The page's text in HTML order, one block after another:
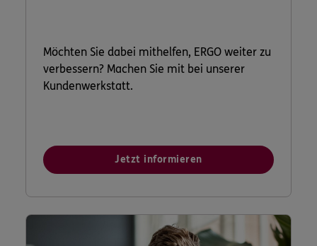
Möchten Sie dabei mithelfen, ERGO weiter zu
verbessern? Machen Sie mit bei unserer
Kundenwerkstatt.
Jetzt informieren